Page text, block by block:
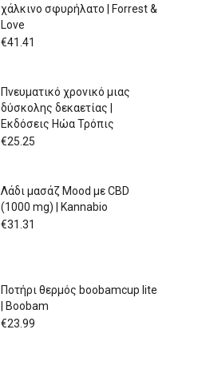
χάλκινο σφυρήλατο | Forrest &
Love
€41.41
Πνευματικό χρονικό μιας
δύσκολης δεκαετίας |
Εκδόσεις Ηώα Τρόπις
€25.25
Λάδι μασάζ Mood με CBD
(1000 mg) | Kannabio
€31.31
Ποτήρι θερμός boobamcup lite
| Boobam
€23.99